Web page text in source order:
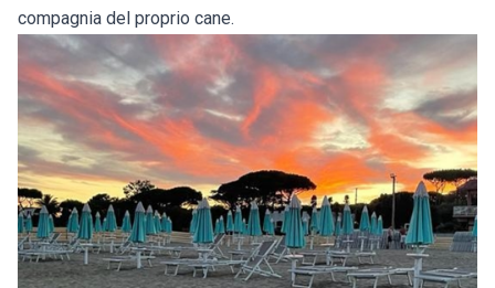
compagnia del proprio cane.